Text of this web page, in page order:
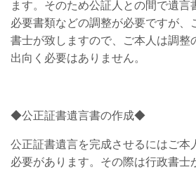
ます。そのため公証人との間で遺言
必要書類などの調整が必要ですが、
書士が致しますので、ご本人は調整
出向く必要はありません。
◆公正証書遺言書の作成◆
公正証書遺言を完成させるにはご本
必要があります。その際は行政書士